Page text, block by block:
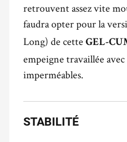
retrouvent assez vite
faudra opter pour la
Long) de cette GEL-
empeigne travaillée
imperméables.
STABILITÉ